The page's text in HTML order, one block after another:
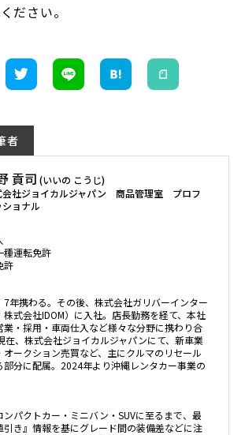
ださい。
者
貢司 (いいの こうじ)
会社ジョイカルジャパン 商品管理室 プロフ
ショナル
種運転免許
許
7年携わる。その後、株式会社ガリバーインター
株式会社IDOM）に入社。店長勤務を経て、本社
業・採用・車両仕入など様々な分野に携わり合
在、株式会社ジョイカルジャパンにて、新車業
オークション売買など、主にクルマのリセール
部分に配属。2024年より沖縄レンタカー事業の
パクトカー・ミニバン・SUVに至るまで、最
引き』情報を基にグレード間の装備差などに注